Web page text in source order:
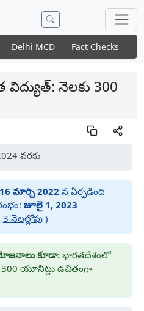
Delhi MCD Fact Checks
నెలకు 300
వరకు
16 మార్చి 2022 న ఏర్పడింది
జూలై 1, 2023
3 నెలల్లోపు)
కూడా:భారతదేశంలో
యూనిట్లు ఉచితంగా